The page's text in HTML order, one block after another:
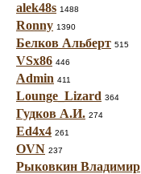
alek48s 1488
Ronny 1390
Белков Альберт 515
VSx86 446
Admin 411
Lounge_Lizard 364
Гудков А.И. 274
Ed4x4 261
OVN 237
Рыковкин Владимир